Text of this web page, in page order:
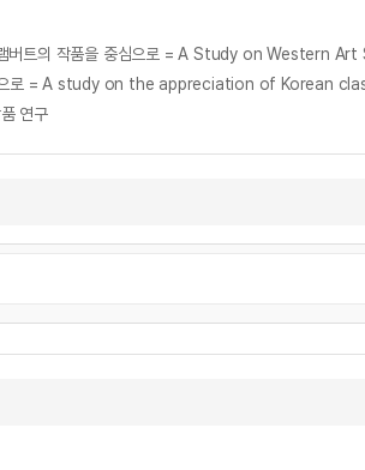
대상으로 = A study on the appreciation of
연구